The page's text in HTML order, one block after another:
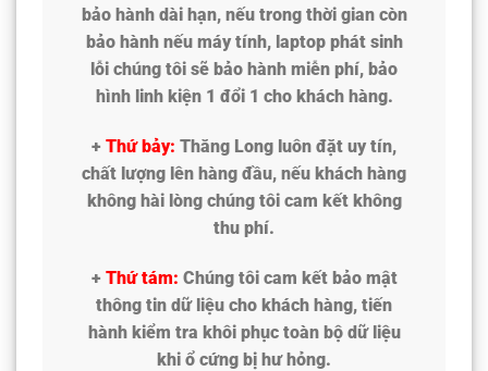
bảo hành dài hạn, nếu trong thời gian còn
bảo hành nếu máy tính, laptop phát sinh
lỗi chúng tôi sẽ bảo hành miễn phí, bảo
hình linh kiện 1 đổi 1 cho khách hàng.
+ Thứ bảy: Thăng Long luôn đặt uy tín,
chất lượng lên hàng đầu, nếu khách hàng
không hài lòng chúng tôi cam kết không
thu phí.
+ Thứ tám: Chúng tôi cam kết bảo mật
thông tin dữ liệu cho khách hàng, tiến
hành kiểm tra khôi phục toàn bộ dữ liệu
khi ổ cứng bị hư hỏng.